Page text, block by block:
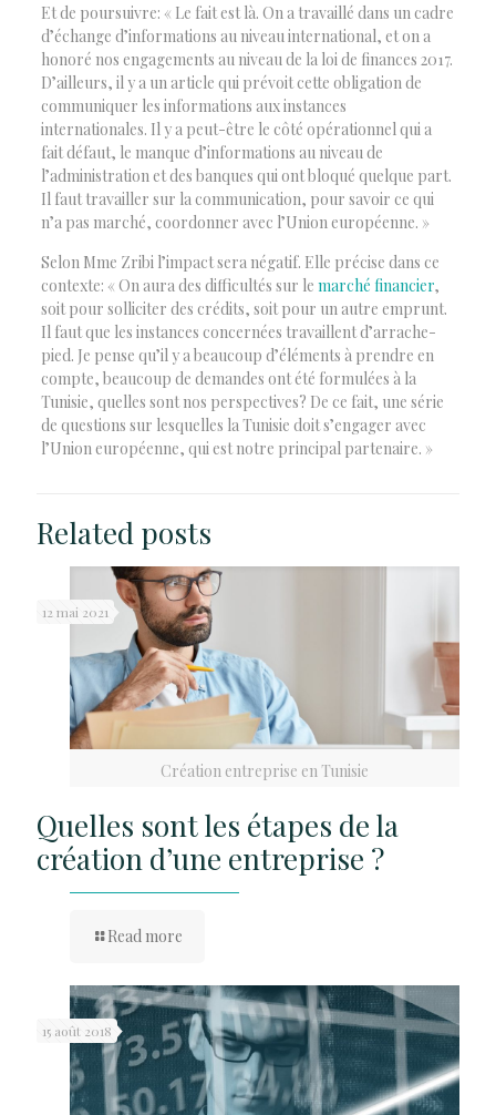
Et de poursuivre: « Le fait est là. On a travaillé dans un cadre
d’échange d’informations au niveau international, et on a
honoré nos engagements au niveau de la loi de finances 2017.
D’ailleurs, il y a un article qui prévoit cette obligation de
communiquer les informations aux instances
internationales. Il y a peut-être le côté opérationnel qui a
fait défaut, le manque d’informations au niveau de
l’administration et des banques qui ont bloqué quelque part.
Il faut travailler sur la communication, pour savoir ce qui
n’a pas marché, coordonner avec l’Union européenne. »
Selon Mme Zribi l’impact sera négatif. Elle précise dans ce
contexte: « On aura des difficultés sur le marché financier,
soit pour solliciter des crédits, soit pour un autre emprunt.
Il faut que les instances concernées travaillent d’arrache-
pied. Je pense qu’il y a beaucoup d’éléments à prendre en
compte, beaucoup de demandes ont été formulées à la
Tunisie, quelles sont nos perspectives? De ce fait, une série
de questions sur lesquelles la Tunisie doit s’engager avec
l’Union européenne, qui est notre principal partenaire. »
Related posts
Création entreprise en Tunisie
12 mai 2021
Quelles sont les étapes de la
création d’une entreprise ?
Read more
15 août 2018